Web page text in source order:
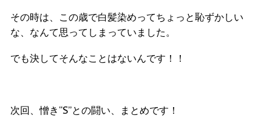
その時は、この歳で白髪染めってちょっと恥ずかしい
な、なんて思ってしまっていました。
でも決してそんなことはないんです！！
次回、憎き“S”との闘い、まとめです！